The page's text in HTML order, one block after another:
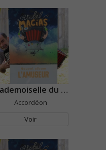
Mademoiselle du pont
Accordéon
Voir